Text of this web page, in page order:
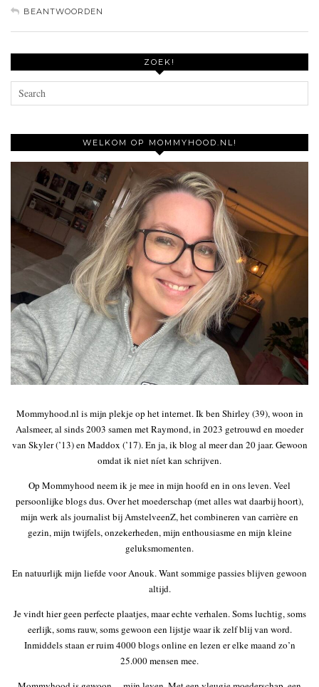
BEANTWOORDEN
ZOEK!
WELKOM OP MOMMYHOOD.NL!
Mommyhood.nl is mijn plekje op het internet. Ik ben Shirley (39), woon in
Aalsmeer, al sinds 2003 samen met Raymond, in 2023 getrouwd en moeder
van Skyler (’13) en Maddox (’17). En ja, ik blog al meer dan 20 jaar. Gewoon
omdat ik niet níet kan schrijven.
Op Mommyhood neem ik je mee in mijn hoofd en in ons leven. Veel
persoonlijke blogs dus. Over het moederschap (met alles wat daarbij hoort),
mijn werk als journalist bij AmstelveenZ, het combineren van carrière en
gezin, mijn twijfels, onzekerheden, mijn enthousiasme en mijn kleine
geluksmomenten.
En natuurlijk mijn liefde voor Anouk. Want sommige passies blijven gewoon
altijd.
Je vindt hier geen perfecte plaatjes, maar echte verhalen. Soms luchtig, soms
eerlijk, soms rauw, soms gewoon een lijstje waar ik zelf blij van word.
Inmiddels staan er ruim 4000 blogs online en lezen er elke maand zo’n
25.000 mensen mee.